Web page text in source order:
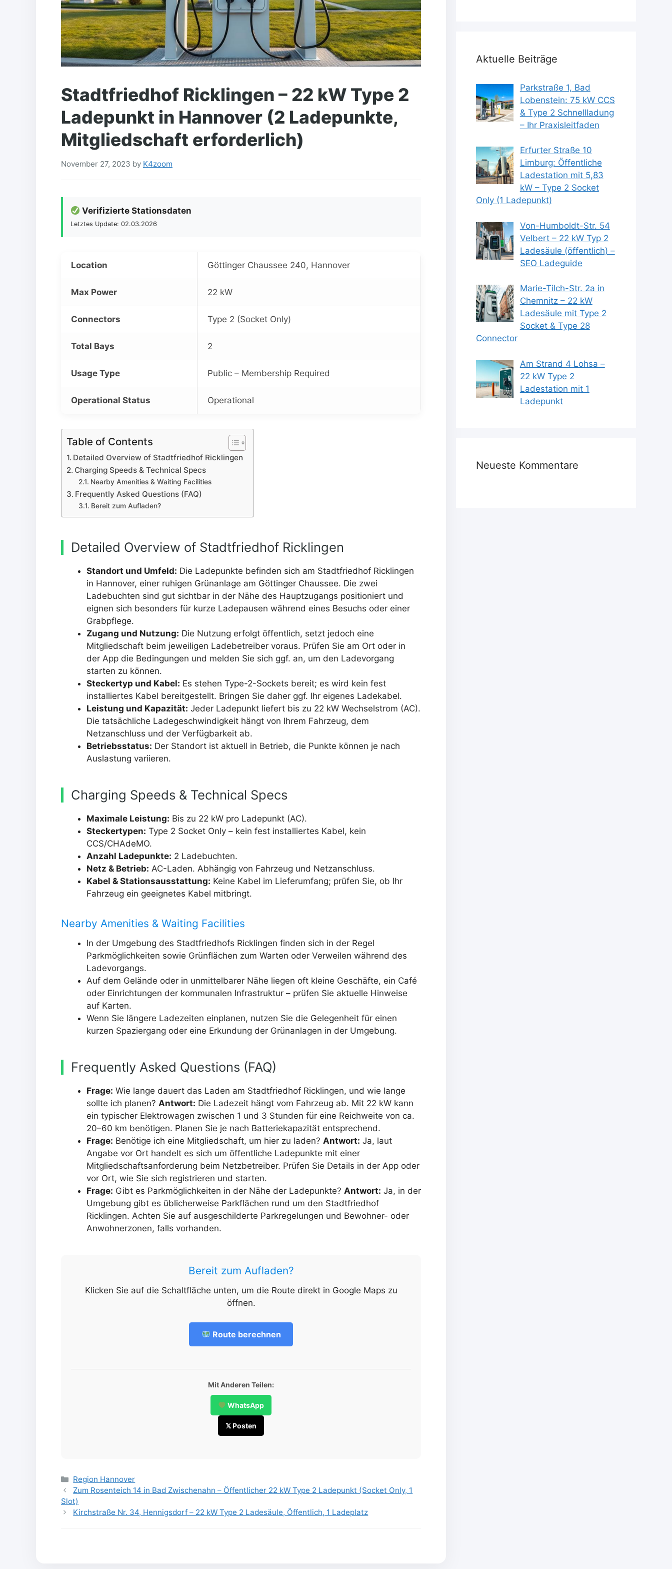
Stadtfriedhof Ricklingen – 22 kW Type 2
Ladepunkt in Hannover (2 Ladepunkte,
Mitgliedschaft erforderlich)
November 27, 2023 by K4zoom
Verifizierte Stationsdaten
Letztes Update: 02.03.2026
Location Göttinger Chaussee 240, Hannover
Max Power 22 kW
Connectors Type 2 (Socket Only)
Total Bays 2
Usage Type Public – Membership Required
Operational Status Operational
Table of Contents
Detailed Overview of Stadtfriedhof Ricklingen
Charging Speeds & Technical Specs
Nearby Amenities & Waiting Facilities
Frequently Asked Questions (FAQ)
Bereit zum Aufladen?
Detailed Overview of Stadtfriedhof Ricklingen
Standort und Umfeld: Die Ladepunkte befinden sich am Stadtfriedhof Ricklingen
in Hannover, einer ruhigen Grünanlage am Göttinger Chaussee. Die zwei
Ladebuchten sind gut sichtbar in der Nähe des Hauptzugangs positioniert und
eignen sich besonders für kurze Ladepausen während eines Besuchs oder einer
Grabpflege.
Zugang und Nutzung: Die Nutzung erfolgt öffentlich, setzt jedoch eine
Mitgliedschaft beim jeweiligen Ladebetreiber voraus. Prüfen Sie am Ort oder in
der App die Bedingungen und melden Sie sich ggf. an, um den Ladevorgang
starten zu können.
Steckertyp und Kabel: Es stehen Type-2-Sockets bereit; es wird kein fest
installiertes Kabel bereitgestellt. Bringen Sie daher ggf. Ihr eigenes Ladekabel.
Leistung und Kapazität: Jeder Ladepunkt liefert bis zu 22 kW Wechselstrom (AC).
Die tatsächliche Ladegeschwindigkeit hängt von Ihrem Fahrzeug, dem
Netzanschluss und der Verfügbarkeit ab.
Betriebsstatus: Der Standort ist aktuell in Betrieb, die Punkte können je nach
Auslastung variieren.
Charging Speeds & Technical Specs
Maximale Leistung: Bis zu 22 kW pro Ladepunkt (AC).
Steckertypen: Type 2 Socket Only – kein fest installiertes Kabel, kein
CCS/CHAdeMO.
Anzahl Ladepunkte: 2 Ladebuchten.
Netz & Betrieb: AC-Laden. Abhängig von Fahrzeug und Netzanschluss.
Kabel & Stationsausstattung: Keine Kabel im Lieferumfang; prüfen Sie, ob Ihr
Fahrzeug ein geeignetes Kabel mitbringt.
Nearby Amenities & Waiting Facilities
In der Umgebung des Stadtfriedhofs Ricklingen finden sich in der Regel
Parkmöglichkeiten sowie Grünflächen zum Warten oder Verweilen während des
Ladevorgangs.
Auf dem Gelände oder in unmittelbarer Nähe liegen oft kleine Geschäfte, ein Café
oder Einrichtungen der kommunalen Infrastruktur – prüfen Sie aktuelle Hinweise
auf Karten.
Wenn Sie längere Ladezeiten einplanen, nutzen Sie die Gelegenheit für einen
kurzen Spaziergang oder eine Erkundung der Grünanlagen in der Umgebung.
Frequently Asked Questions (FAQ)
Frage: Wie lange dauert das Laden am Stadtfriedhof Ricklingen, und wie lange
sollte ich planen? Antwort: Die Ladezeit hängt vom Fahrzeug ab. Mit 22 kW kann
ein typischer Elektrowagen zwischen 1 und 3 Stunden für eine Reichweite von ca.
20–60 km benötigen. Planen Sie je nach Batteriekapazität entsprechend.
Frage: Benötige ich eine Mitgliedschaft, um hier zu laden? Antwort: Ja, laut
Angabe vor Ort handelt es sich um öffentliche Ladepunkte mit einer
Mitgliedschaftsanforderung beim Netzbetreiber. Prüfen Sie Details in der App oder
vor Ort, wie Sie sich registrieren und starten.
Frage: Gibt es Parkmöglichkeiten in der Nähe der Ladepunkte? Antwort: Ja, in der
Umgebung gibt es üblicherweise Parkflächen rund um den Stadtfriedhof
Ricklingen. Achten Sie auf ausgeschilderte Parkregelungen und Bewohner- oder
Anwohnerzonen, falls vorhanden.
Bereit zum Aufladen?
Klicken Sie auf die Schaltfläche unten, um die Route direkt in Google Maps zu
öffnen.
Route berechnen
Mit Anderen Teilen:
WhatsApp
𝕏 Posten
Categories
Region Hannover
Zum Rosenteich 14 in Bad Zwischenahn – Öffentlicher 22 kW Type 2 Ladepunkt (Socket Only, 1
Slot)
Kirchstraße Nr. 34, Hennigsdorf – 22 kW Type 2 Ladesäule, Öffentlich, 1 Ladeplatz
Aktuelle Beiträge
Parkstraße 1, Bad
Lobenstein: 75 kW CCS
& Type 2 Schnellladung
– Ihr Praxisleitfaden
Erfurter Straße 10
Limburg: Öffentliche
Ladestation mit 5,83
kW – Type 2 Socket
Only (1 Ladepunkt)
Von-Humboldt-Str. 54
Velbert – 22 kW Typ 2
Ladesäule (öffentlich) –
SEO Ladeguide
Marie-Tilch-Str. 2a in
Chemnitz – 22 kW
Ladesäule mit Type 2
Socket & Type 28
Connector
Am Strand 4 Lohsa –
22 kW Type 2
Ladestation mit 1
Ladepunkt
Neueste Kommentare